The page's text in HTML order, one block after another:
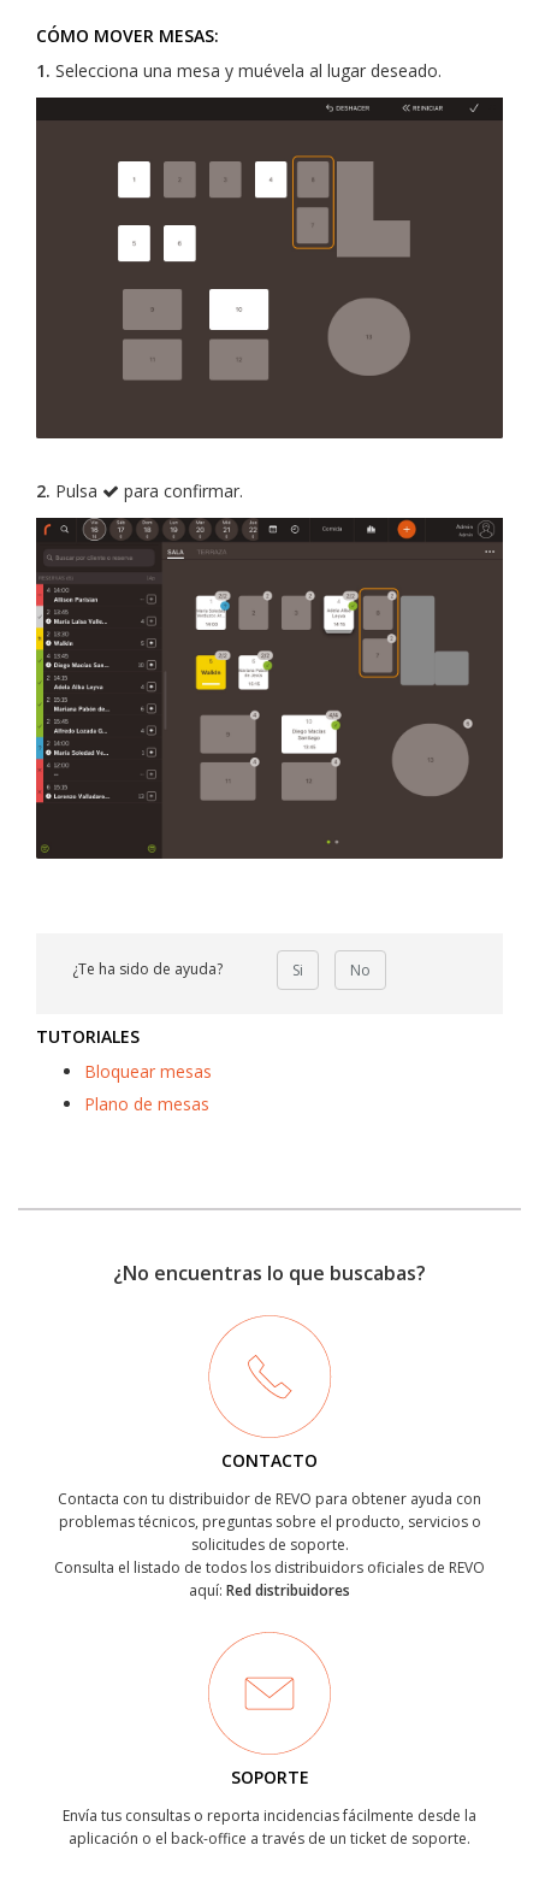
CÓMO MOVER MESAS:
1. Selecciona una mesa y muévela al lugar deseado.
2. Pulsa para confirmar.
¿Te ha sido de ayuda? Si No
TUTORIALES
Bloquear mesas
Plano de mesas
¿No encuentras lo que buscabas?
CONTACTO
Contacta con tu distribuidor de REVO para obtener ayuda con
problemas técnicos, preguntas sobre el producto, servicios o
solicitudes de soporte.
Consulta el listado de todos los distribuidors oficiales de REVO
aquí: Red distribuidores
SOPORTE
Envía tus consultas o reporta incidencias fácilmente desde la
aplicación o el back-office a través de un ticket de soporte.